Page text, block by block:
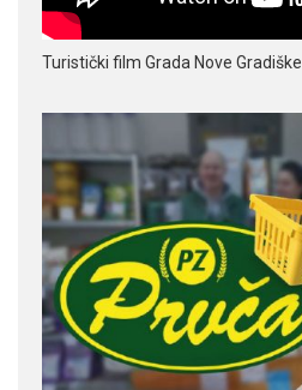
Turistički film Grada Nove Gradiške